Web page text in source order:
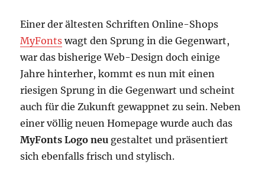
Einer der ältesten Schriften Online-Shops
MyFonts wagt den Sprung in die Gegenwart,
war das bisherige Web-Design doch einige
Jahre hinterher, kommt es nun mit einen
riesigen Sprung in die Gegenwart und scheint
auch für die Zukunft gewappnet zu sein. Neben
einer völlig neuen Homepage wurde auch das
MyFonts Logo neu gestaltet und präsentiert
sich ebenfalls frisch und stylisch.